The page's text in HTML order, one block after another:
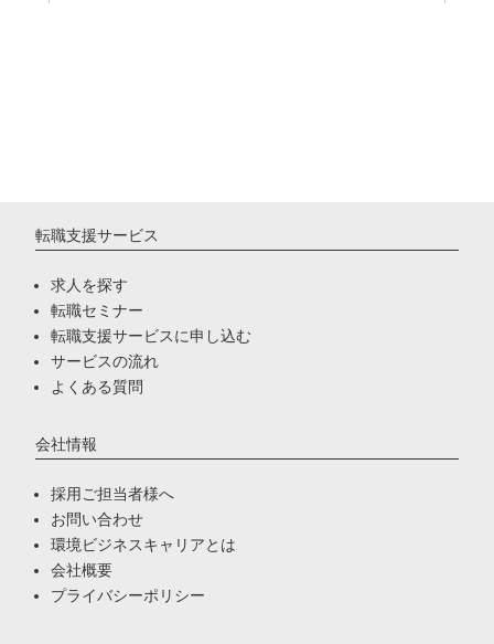
転職支援サービス
求人を探す
転職セミナー
転職支援サービスに申し込む
サービスの流れ
よくある質問
会社情報
採用ご担当者様へ
お問い合わせ
環境ビジネスキャリアとは
会社概要
プライバシーポリシー